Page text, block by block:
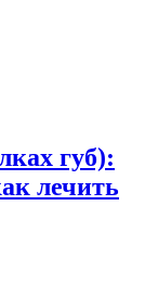
губ):
лечить